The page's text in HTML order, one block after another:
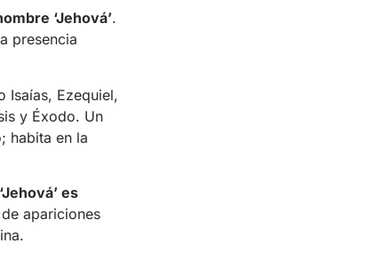
‘Jehová’.
presencia
Isaías, Ezequiel,
y Éxodo. Un
habita en la
es
apariciones